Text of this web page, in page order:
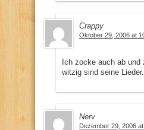
Crappy
Oktober 29, 2006 at
Ich zocke auch ab und
witzig sind seine Lieder.
Nerv
Dezember 29, 2006 at